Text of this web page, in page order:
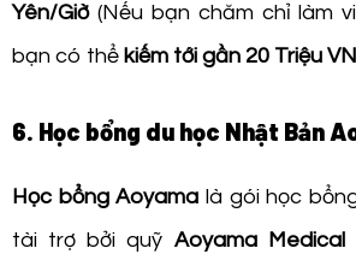
Yên/Giờ(Nếu bạn chăm chỉ làm
bạn có thể kiếm tới gần 20 Triệu
6. Học bổng du học Nhật Bản
Học bổng Aoyama là gói học
tài trợ bởi quỹ Aoyama Medical